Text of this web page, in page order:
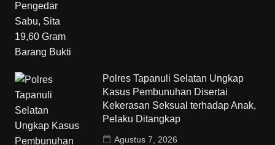
Polres Tapanuli Selatan Ungkap
Kasus Pembunuhan Disertai
Kekerasan Seksual terhadap Anak,
Pelaku Ditangkap
Agustus 7, 2026